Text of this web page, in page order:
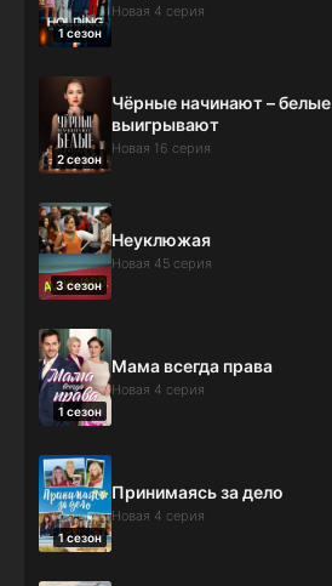
1 сезон
Новая 4 серия
2 сезон
Чёрные начинают – белые
выигрывают
Новая 16 серия
3 сезон
Неуклюжая
Новая 45 серия
1 сезон
Мама всегда права
Новая 4 серия
1 сезон
Принимаясь за дело
Новая 4 серия